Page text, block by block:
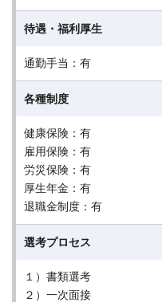
待遇・福利厚生
通勤手当：有
各種制度
健康保険：有
雇用保険：有
労災保険：有
厚生年金：有
退職金制度：有
選考プロセス
１）書類選考
２）一次面接